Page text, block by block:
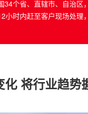
34个省、直辖市、自治区
小时内赶至客户现场处理
化 将行业趋势